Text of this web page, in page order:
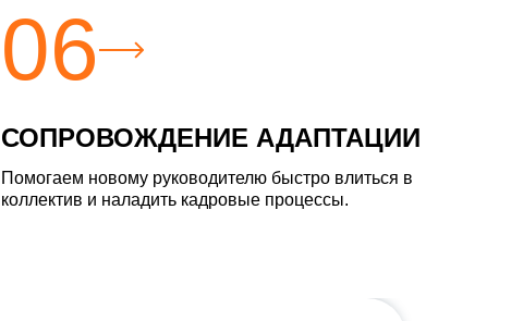
06
СОПРОВОЖДЕНИЕ АДАПТАЦИИ
Помогаем новому руководителю быстро влиться в
коллектив и наладить кадровые процессы.